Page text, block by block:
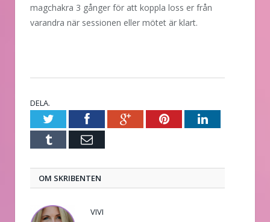
magchakra 3 gånger för att koppla loss er från
varandra när sessionen eller mötet är klart.
DELA.
TwitterFacebookGoogle+PinterestLinkedIn
Tumblr E-
OM SKRIBENTEN
VIVI